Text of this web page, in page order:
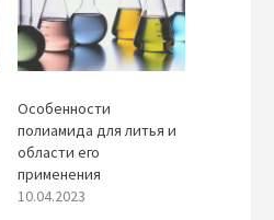
Особенности
полиамида для литья и
области его
применения
10.04.2023